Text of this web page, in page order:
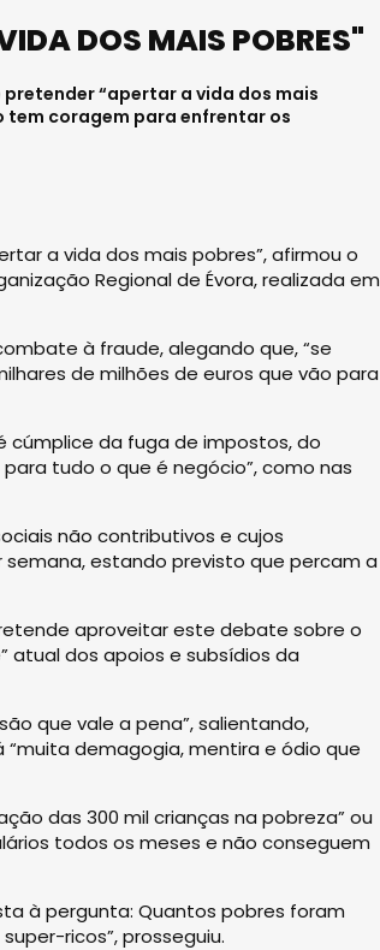
DOS MAIS POBRES"
pretender “apertar a vida dos mais
tem coragem para enfrentar os
a vida dos mais pobres”, afirmou o
Regional de Évora, realizada em
à fraude, alegando que, “se
de milhões de euros que vão para
cúmplice da fuga de impostos, do
tudo o que é negócio”, como nas
não contributivos e cujos
estando previsto que percam a
aproveitar este debate sobre o
atual dos apoios e subsídios da
que vale a pena”, salientando,
“muita demagogia, mentira e ódio que
das 300 mil crianças na pobreza” ou
todos os meses e não conseguem
à pergunta: Quantos pobres foram
ricos”, prosseguiu.